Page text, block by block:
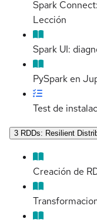
Spark
Lección
Spark UI:
PySpark en
Test de
3 RDDs: Resilient
Creación de